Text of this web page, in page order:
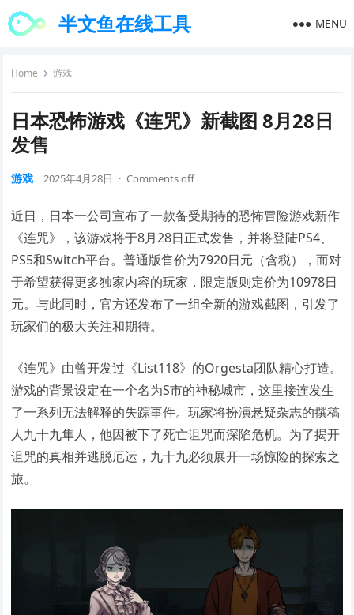
半文鱼在线工具 MENU
Home 游戏
日本恐怖游戏《连咒》新截图 8月28日
发售
游戏 2025年4月28日 · Comments off
近日，日本一公司宣布了一款备受期待的恐怖冒险游戏新作
《连咒》，该游戏将于8月28日正式发售，并将登陆PS4、
PS5和Switch平台。普通版售价为7920日元（含税），而对
于希望获得更多独家内容的玩家，限定版则定价为10978日
元。与此同时，官方还发布了一组全新的游戏截图，引发了
玩家们的极大关注和期待。
《连咒》由曾开发过《List118》的Orgesta团队精心打造。
游戏的背景设定在一个名为S市的神秘城市，这里接连发生
了一系列无法解释的失踪事件。玩家将扮演悬疑杂志的撰稿
人九十九隼人，他因被下了死亡诅咒而深陷危机。为了揭开
诅咒的真相并逃脱厄运，九十九必须展开一场惊险的探索之
旅。